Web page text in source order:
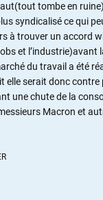
tombe en
syndicalisé ce qui
à trouver un accord
et l’industrie)avant
du travail a été
elle serait donc
une chute de la
Macron et